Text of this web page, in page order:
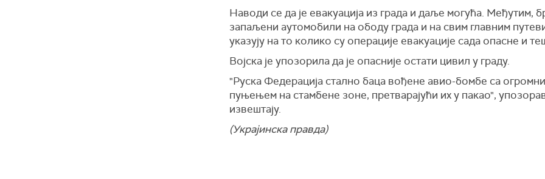
Наводи се да је евакуација из града и даље могућа. Међутим,
запаљени аутомобили на ободу града и на свим главним
указују на то колико су операције евакуације сада опасне и
Војска је упозорила да је опасније остати цивил у граду.
"Руска Федерација стално баца вођене авио-бомбе са
пуњењем на стамбене зоне, претварајући их у пакао",
извештају.
(Украјинска правда)